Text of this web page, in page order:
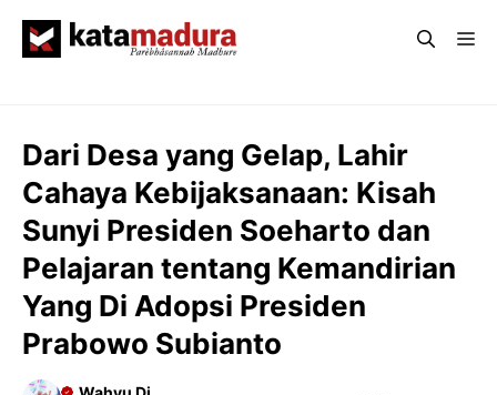
Dari Desa yang Gelap, Lahir
Cahaya Kebijaksanaan: Kisah
Sunyi Presiden Soeharto dan
Pelajaran tentang Kemandirian
Yang Di Adopsi Presiden
Prabowo Subianto